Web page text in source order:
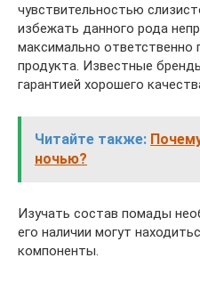
чувствительностью
избежать данного рода
максимально ответственно
продукта. Известные
гарантией хорошего
Читайте также:
ночью?
Изучать состав помады
его наличии могут
компоненты.